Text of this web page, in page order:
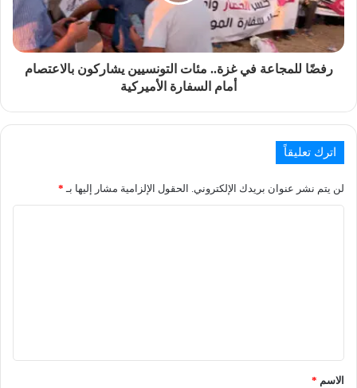
رفضًا للمجاعة في غزة.. مئات التونسيين يشاركون بالاعتصام
أمام السفارة الأميركية
اترك تعليقاً
لن يتم نشر عنوان بريدك الإلكتروني. الحقول الإلزامية مشار إليها بـ *
الاسم *